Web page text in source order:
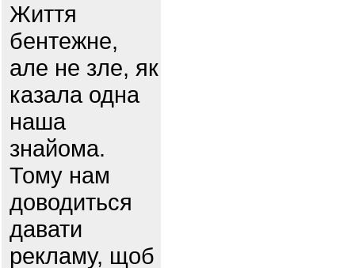
Життя
бентежне,
але не зле, як
казала одна
наша
знайома.
Тому нам
доводиться
давати
рекламу, щоб